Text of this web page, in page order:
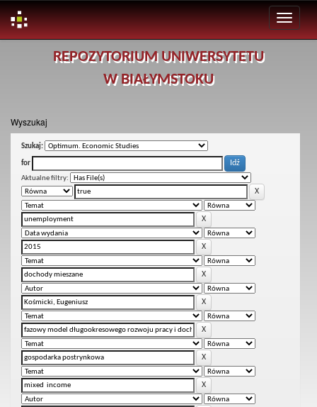
REPOZYTORIUM UNIWERSYTETU
W BIAŁYMSTOKU
Wyszukaj
Szukaj:
for
Aktualne filtry: